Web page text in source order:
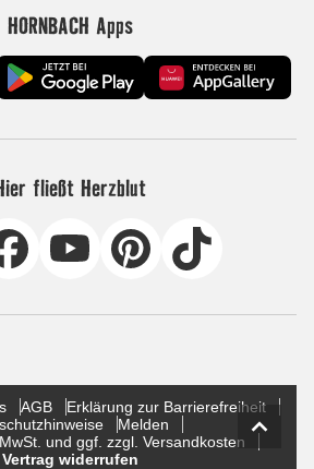
HORNBACH Apps
fließt Herzblut
AGB
Erklärung zur Barrierefreiheit
Melden
und ggf. zzgl. Versandkosten
Vertrag widerrufen